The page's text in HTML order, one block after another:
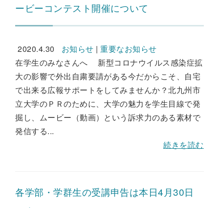
ービーコンテスト開催について
2020.4.30 お知らせ |重要なお知らせ
在学生のみなさんへ 新型コロナウイルス感染症拡
大の影響で外出自粛要請がある今だからこそ、自宅
で出来る広報サポートをしてみませんか？北九州市
立大学のＰＲのために、大学の魅力を学生目線で発
掘し、ムービー（動画）という訴求力のある素材で
発信する...
続きを読む
各学部・学群生の受講申告は本日4月30日